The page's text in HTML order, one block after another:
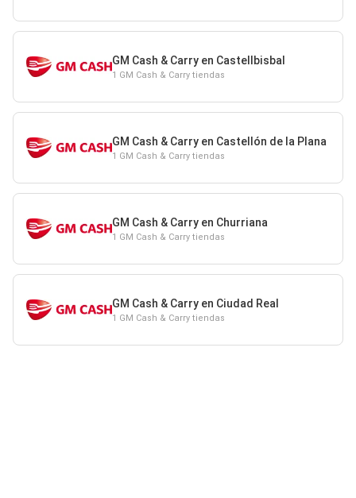
GM Cash & Carry en Castellbisbal
1 GM Cash & Carry tiendas
GM Cash & Carry en Castellón de la Plana
1 GM Cash & Carry tiendas
GM Cash & Carry en Churriana
1 GM Cash & Carry tiendas
GM Cash & Carry en Ciudad Real
1 GM Cash & Carry tiendas